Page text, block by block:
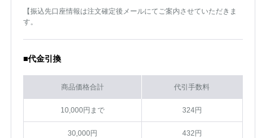
【振込先口座情報は注文確定後メールにてご案内させていただきま
す。
■代金引換
商品価格合計 代引手数料
10,000円まで 324円
30,000円 432円